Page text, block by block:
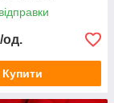
од.
Купити